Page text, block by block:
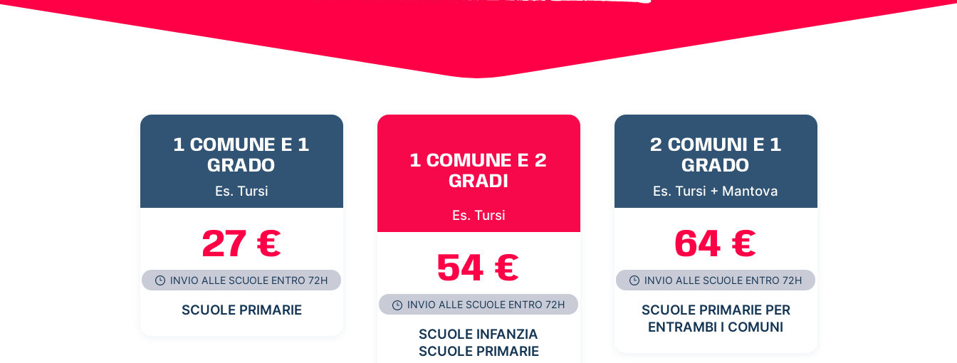
1 COMUNE E 1
GRADO
Es. Tursi
27 €
INVIO ALLE SCUOLE ENTRO 72H
SCUOLE PRIMARIE
1 COMUNE E 2
GRADI
Es. Tursi
54 €
INVIO ALLE SCUOLE ENTRO 72H
SCUOLE INFANZIA
SCUOLE PRIMARIE
2 COMUNI E 1
GRADO
Es. Tursi + Mantova
64 €
INVIO ALLE SCUOLE ENTRO 72H
SCUOLE PRIMARIE PER
ENTRAMBI I COMUNI